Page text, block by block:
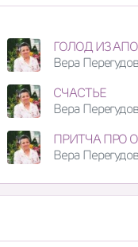
ГОЛОД ИЗ
Вера
СЧАСТЬЕ
Вера
ПРИТЧА ПРО
Вера